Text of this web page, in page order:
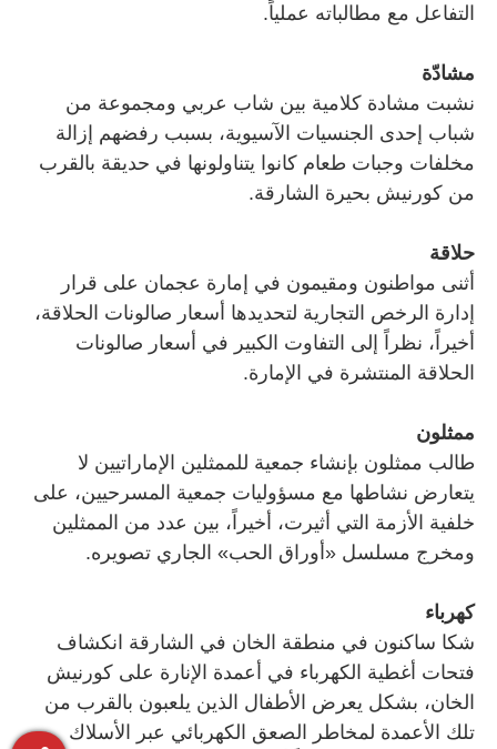
التفاعل مع مطالباته عملياً.
مشادّة
نشبت مشادة كلامية بين شاب عربي ومجموعة من
شباب إحدى الجنسيات الآسيوية، بسبب رفضهم إزالة
مخلفات وجبات طعام كانوا يتناولونها في حديقة بالقرب
من كورنيش بحيرة الشارقة.
حلاقة
أثنى مواطنون ومقيمون في إمارة عجمان على قرار
إدارة الرخص التجارية لتحديدها أسعار صالونات الحلاقة،
أخيراً، نظراً إلى التفاوت الكبير في أسعار صالونات
الحلاقة المنتشرة في الإمارة.
ممثلون
طالب ممثلون بإنشاء جمعية للممثلين الإماراتيين لا
يتعارض نشاطها مع مسؤوليات جمعية المسرحيين، على
خلفية الأزمة التي أثيرت، أخيراً، بين عدد من الممثلين
ومخرج مسلسل «أوراق الحب» الجاري تصويره.
كهرباء
شكا ساكنون في منطقة الخان في الشارقة انكشاف
فتحات أغطية الكهرباء في أعمدة الإنارة على كورنيش
الخان، بشكل يعرض الأطفال الذين يلعبون بالقرب من
تلك الأعمدة لمخاطر الصعق الكهربائي عبر الأسلاك